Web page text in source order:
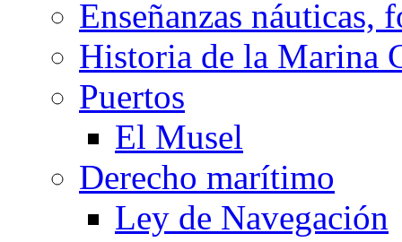
Enseñanzas náuticas,
Historia de la Marina
Puertos
El Musel
Derecho marítimo
Ley de Navegación